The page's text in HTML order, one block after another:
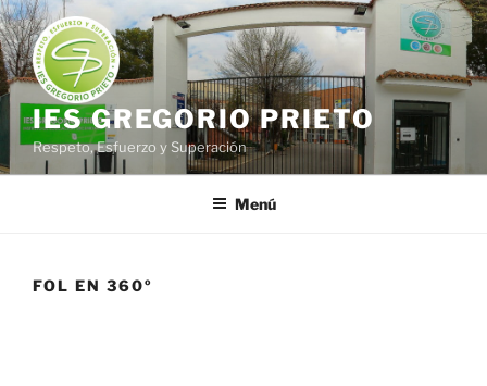
Saltar
al
contenido
IES GREGORIO PRIETO
Respeto, Esfuerzo y Superación
Menú
FOL EN 360º